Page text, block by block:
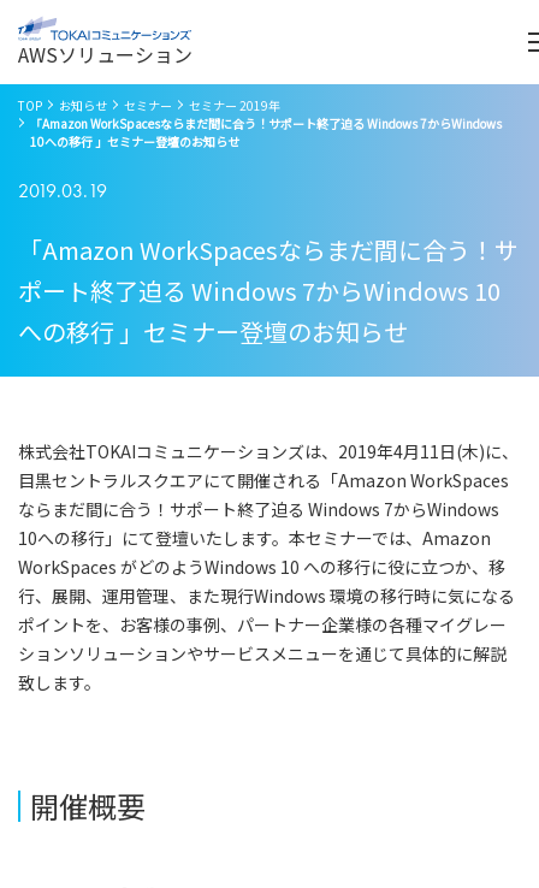
AWSソリューション
TOP お知らせ セミナー
セミナー 2019年
「Amazon WorkSpacesならまだ間に合う！サポート終了迫る Windows 7からWindows
10への移行 」セミナー登壇のお知らせ
2019.03.19
「Amazon WorkSpacesならまだ間に合う！サ
ポート終了迫る Windows 7からWindows 10
への移行 」セミナー登壇のお知らせ
株式会社TOKAIコミュニケーションズは、2019年4月11日(木)に、
目黒セントラルスクエアにて開催される「Amazon WorkSpaces
ならまだ間に合う！サポート終了迫る Windows 7からWindows
10への移行」にて登壇いたします。本セミナーでは、Amazon
WorkSpaces がどのようWindows 10 への移行に役に立つか、移
行、展開、運用管理、また現行Windows 環境の移行時に気になる
ポイントを、お客様の事例、パートナー企業様の各種マイグレー
ションソリューションやサービスメニューを通じて具体的に解説
致します。
開催概要